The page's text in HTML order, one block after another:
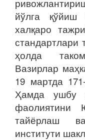
йўлга қўйиш
халқаро
стандартлари
ҳолда
Вазирлар
19 мартда
Ҳамда ушбу
фаолиятини
тайёрлаш
институти